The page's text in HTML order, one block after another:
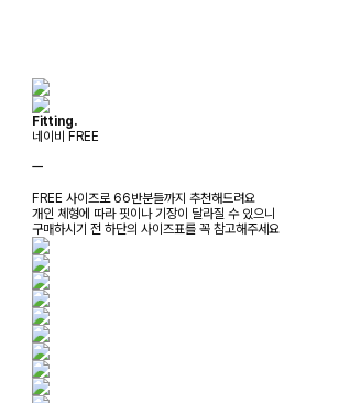
Fitting.
네이비 FREE
ㅡ
FREE 사이즈로 66반분들까지 추천해드려요
개인 체형에 따라 핏이나 기장이 달라질 수 있으니
구매하시기 전 하단의 사이즈표를 꼭 참고해주세요